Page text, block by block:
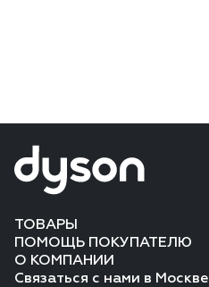
ТОВАРЫ
ПОМОЩЬ ПОКУПАТЕЛЮ
О КОМПАНИИ
Связаться с нами в Москве